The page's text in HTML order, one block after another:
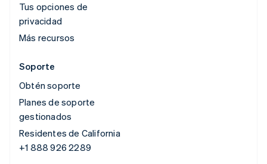
Tus opciones de
privacidad
Más recursos
Soporte
Obtén soporte
Planes de soporte
gestionados
Residentes de California
+1 888 926 2289